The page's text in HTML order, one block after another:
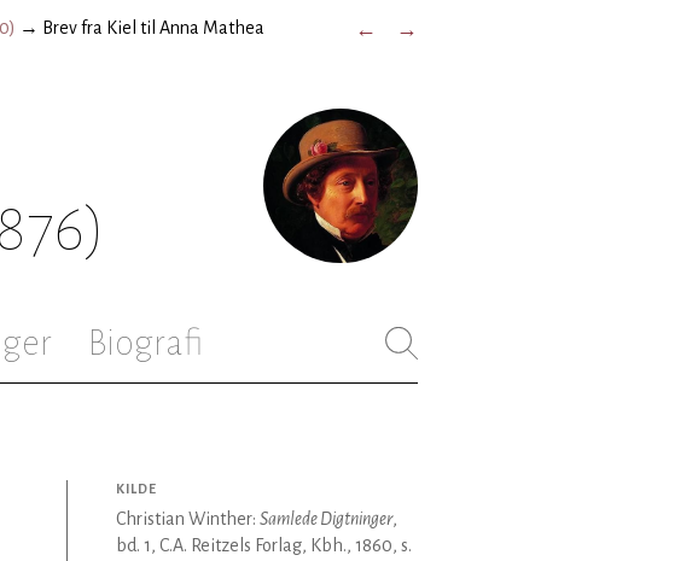
) → Brev fra Kiel til Anna Mathea ← →
Biografi
KILDE
Christian Winther: Samlede Digtninger,
bd. 1, C.A. Reitzels Forlag, Kbh., 1860, s.